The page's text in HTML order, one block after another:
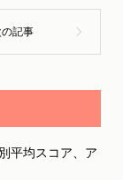
平均スコア、ア